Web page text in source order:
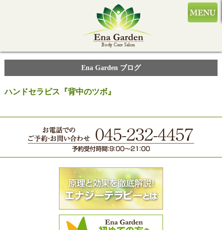
Ena Garden ブログ
ハンドセラピス『背中のツボ』